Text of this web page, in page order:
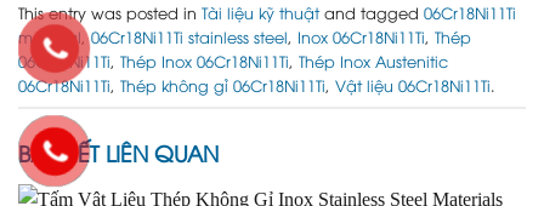
This entry was posted in Tài liệu kỹ thuậtand tagged 06Cr18Ni11Ti
material,06Cr18Ni11Ti stainless steel, Inox 06Cr18Ni11Ti, Thép
06Cr18Ni11Ti, Thép Inox 06Cr18Ni11Ti, Thép Inox Austenitic
06Cr18Ni11Ti, Thép không gỉ 06Cr18Ni11Ti, Vật liệu 06Cr18Ni11Ti.
BÀI VIẾT LIÊN QUAN